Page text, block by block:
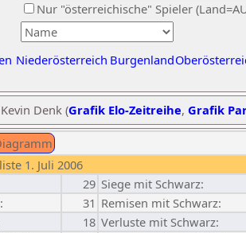
Nur "österreichische" Spieler
Niederösterreich Burgenland
Denk (Grafik Elo-Zeitreihe, Grafik
1. Juli 2006
29 Siege mit Schwarz:
31 Remisen mit Schwarz:
18 Verluste mit Schwarz: